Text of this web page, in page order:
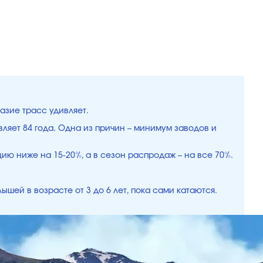
трасс удивляет.
84 года. Одна из причин – минимум заводов и
ниже на 15-20%, а в сезон распродаж – на все 70%.
в возрасте от 3 до 6 лет, пока сами катаются.